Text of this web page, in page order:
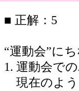
■ 正解：5
“運動会”に
1. 運動会で
現在のよう